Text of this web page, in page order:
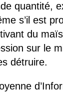
quantité,
s’il est
du
sur le
détruire.